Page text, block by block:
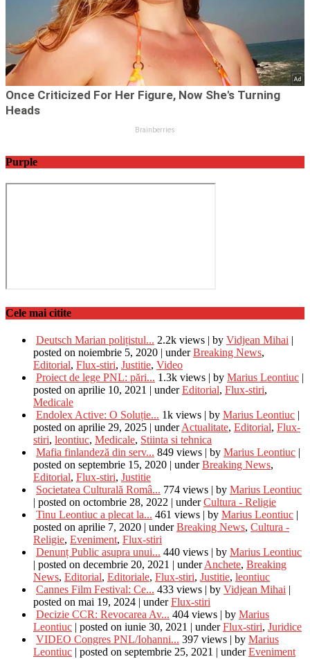
Purple
Cele mai citite
Deutsch Marian polițistul... 2.2k views | by Vidjean Mihai |
posted on noiembrie 5, 2020 | underBreaking News,
Editorial, Flux-stiri, Justitie, Video
Proiect de lege PNL: pări... 1.3k views | by Marius Leontiuc |
posted on aprilie 10, 2021 | underEditorial, Flux-stiri,
Medicale
Endolex Active: O Soluție... 1k views | by Marius Leontiuc |
posted on aprilie 29, 2025 | underActualitate, Editorial, Flux-
stiri, leontiuc, Medicale, Stiinta si tehnica
Mafia finlandeză din serv... 849 views | by Marius Leontiuc |
posted on septembrie 15, 2020 | underBreaking News,
Editorial, Flux-stiri, Justitie
Societatea Culturală Româ... 774 views | by Marius Leontiuc
| posted on octombrie 28, 2022 | underCultura - Religie
Tinu Leontiuc a plecat la... 461 views | by Marius Leontiuc |
posted on aprilie 7, 2020 | underBreaking News, Cultura -
Religie, Eveniment, Flux-stiri
Denunț Public asupra unui... 440 views | by Marius Leontiuc
| posted on decembrie 20, 2021 | underAnchete, Breaking
News, Editorial, Editoriale, Flux-stiri, Justitie, leontiuc
Cannes Film Festival: Ce... 433 views | by Vidjean Mihai |
posted on mai 19, 2024 | underFlux-stiri
Decizie CCR: Revocarea Av... 404 views | by Marius
Leontiuc | posted on iunie 30, 2021 | underFlux-stiri, Juridice
VIDEO Congres PNL/Iohanni... 397 views | by Marius
Leontiuc | posted on septembrie 25, 2021 | underEveniment